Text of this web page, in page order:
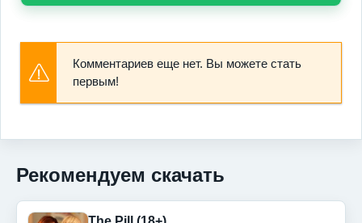
Комментариев еще нет. Вы можете стать
первым!
Рекомендуем скачать